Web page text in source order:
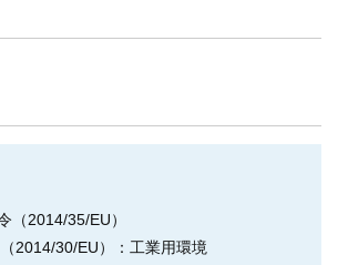
（2014/35/EU）
2014/30/EU）：工業用環境